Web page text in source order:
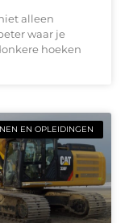
alleen
waar je
hoeken
EN OPLEIDINGEN